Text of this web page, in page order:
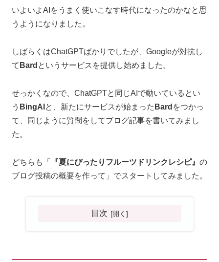
いよいよAIをうまく使いこなす時代になったのかなと思
うようになりました。
しばらくはChatGPTばかりでしたが、Googleが対抗し
て Bard というサービスを提供し始めました。
せっかくなので、ChatGPTと同じAIで動いているとい
う BingAI と、新たにサービスが始まった Bard をつかっ
て、同じように質問をしてブログ記事を書いてみまし
た。
どちらも「 『夏にぴったりフルーツドリンクレシピ』 の
ブログ投稿の概要を作って」でスタートしてみました。
目次